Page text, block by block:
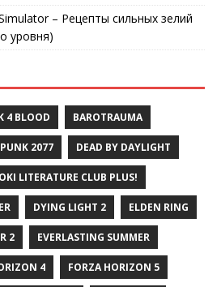
– Рецепты сильных зелий
уровня)
4 BLOOD BAROTRAUMA
2077 DEAD BY DAYLIGHT
LITERATURE CLUB PLUS!
DYING LIGHT 2 ELDEN RING
2 EVERLASTING SUMMER
4 FORZA HORIZON 5